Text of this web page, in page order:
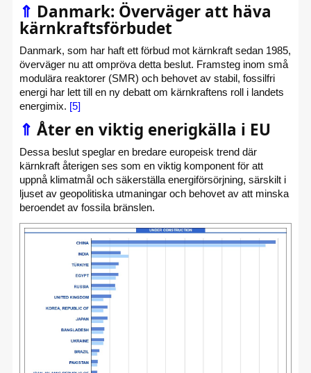
⇑ Danmark: Överväger att häva
kärnkraftsförbudet
Danmark, som har haft ett förbud mot kärnkraft sedan 1985,
överväger nu att ompröva detta beslut. Framsteg inom små
modulära reaktorer (SMR) och behovet av stabil, fossilfri
energi har lett till en ny debatt om kärnkraftens roll i landets
energimix. [5]
⇑ Åter en viktig enerigkälla i EU
Dessa beslut speglar en bredare europeisk trend där
kärnkraft återigen ses som en viktig komponent för att
uppnå klimatmål och säkerställa energiförsörjning, särskilt i
ljuset av geopolitiska utmaningar och behovet av att minska
beroendet av fossila bränslen.